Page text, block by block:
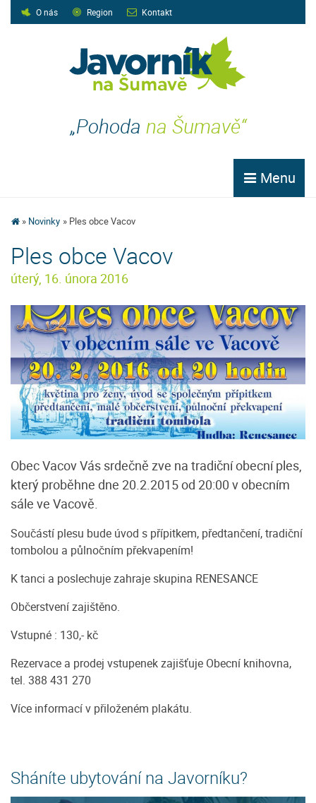
O nás Region Kontakt
„Pohoda na Šumavě“
Menu
Novinky Ples obce Vacov
Ples obce Vacov
úterý, 16. února 2016
Obec Vacov Vás srdečně zve na tradiční obecní ples,
který proběhne dne 20.2.2015 od 20:00 v obecním
sále ve Vacově.
Součástí plesu bude úvod s přípitkem, předtančení, tradiční
tombolou a půlnočním překvapením!
K tanci a poslechuje zahraje skupina RENESANCE
Občerstvení zajištěno.
Vstupné : 130,- kč
Rezervace a prodej vstupenek zajišťuje Obecní knihovna,
tel. 388 431 270
Více informací v přiloženém plakátu.
Sháníte ubytování na Javorníku?